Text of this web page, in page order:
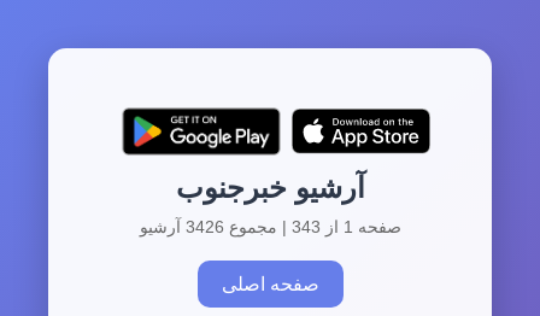
آرشیو خبرجنوب
صفحه 1 از 343 | مجموع 3426 آرشیو
صفحه اصلی